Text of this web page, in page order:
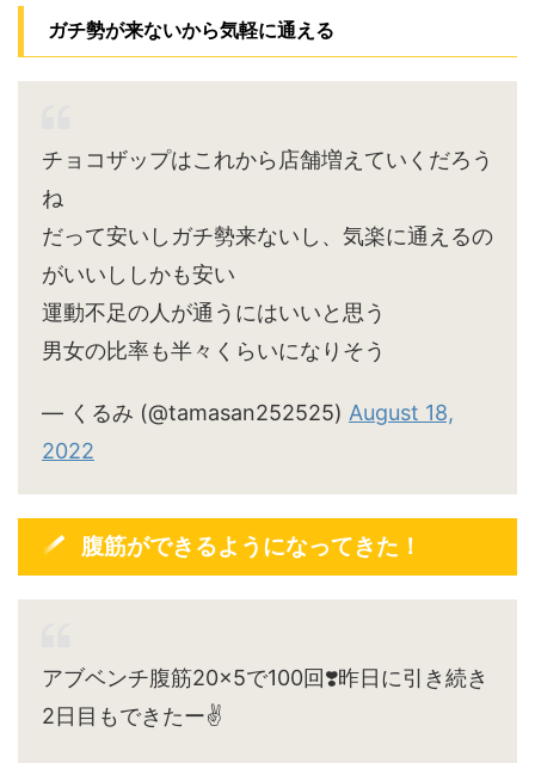
ガチ勢が来ないから気軽に通える
チョコザップはこれから店舗増えていくだろう
ね
だって安いしガチ勢来ないし、気楽に通えるの
がいいししかも安い
運動不足の人が通うにはいいと思う
男女の比率も半々くらいになりそう
— くるみ (@tamasan252525) August 18,
2022
腹筋ができるようになってきた！
アブベンチ腹筋20×5で100回❣️昨日に引き続き
2日目もできたー✌️